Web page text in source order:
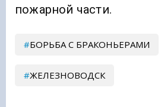
пожарной части.
БОРЬБА С БРАКОНЬЕРАМИ
ЖЕЛЕЗНОВОДСК